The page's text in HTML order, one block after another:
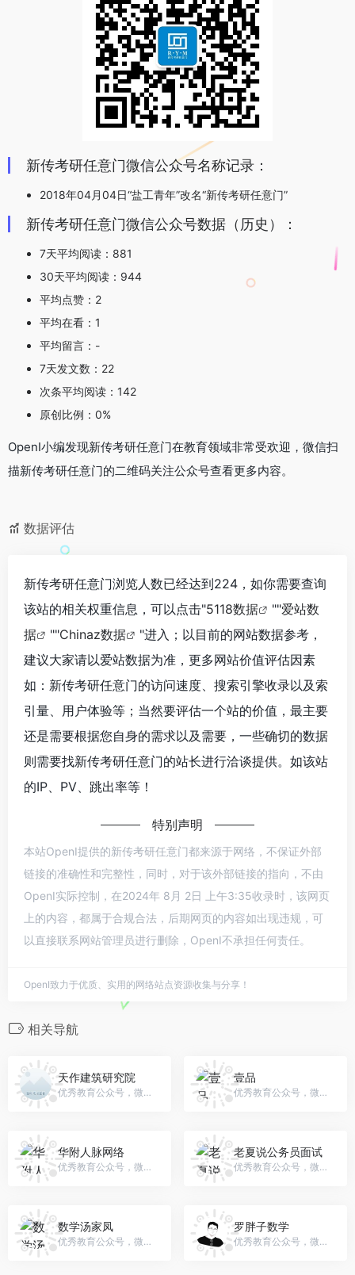
新传考研任意门微信公众号名称记录：
2018年04月04日“盐工青年”改名“新传考研任意门”
新传考研任意门微信公众号数据（历史）：
7天平均阅读：881
30天平均阅读：944
平均点赞：2
平均在看：1
平均留言：-
7天发文数：22
次条平均阅读：142
原创比例：0%
OpenI小编发现新传考研任意门在教育领域非常受欢迎，微信扫
描新传考研任意门的二维码关注公众号查看更多内容。
数据评估
新传考研任意门浏览人数已经达到224，如你需要查询
该站的相关权重信息，可以点击"5118数据 ""爱站数
据
""Chinaz数据
"进入；以目前的网站数据参考，
建议大家请以爱站数据为准，更多网站价值评估因素
如：新传考研任意门的访问速度、搜索引擎收录以及索
引量、用户体验等；当然要评估一个站的价值，最主要
还是需要根据您自身的需求以及需要，一些确切的数据
则需要找新传考研任意门的站长进行洽谈提供。如该站
的IP、PV、跳出率等！
特别声明
本站OpenI提供的新传考研任意门都来源于网络，不保证外部
链接的准确性和完整性，同时，对于该外部链接的指向，不由
OpenI实际控制，在2024年 8月 2日 上午3:35收录时，该网页
上的内容，都属于合规合法，后期网页的内容如出现违规，可
以直接联系网站管理员进行删除，OpenI不承担任何责任。
OpenI致力于优质、实用的网络站点资源收集与分享！
相关导航
天作建筑研究院
优秀教育公众号，微信号：gh_a80ddc75bff5
壹品
优秀教育公众号，微信号：yipinyp
华附人脉网络
优秀教育公众号，微信号：imhfer
老夏说公务员面试
优秀教育公众号，微信号：lxsgwyms
数学汤家凤
优秀教育公众号，微信号：KYSXTJF
罗胖子数学
优秀教育公众号，微信号：LuoPZmath